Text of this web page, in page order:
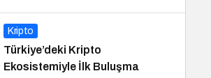
Kripto
Türkiye’deki Kripto
Ekosistemiyle İlk Buluşma